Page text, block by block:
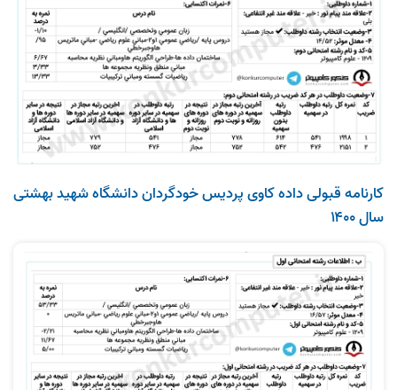
کارنامه قبولی داده‌ کاوی پردیس خودگردان دانشگاه شهید بهشتی
سال ۱۴۰۰